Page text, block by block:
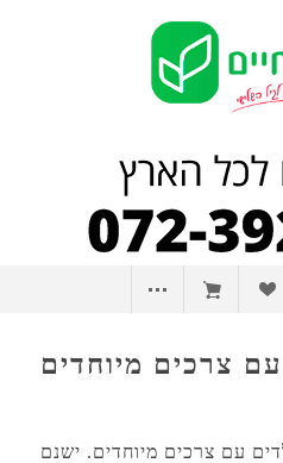
צרכים מיוחדים
עם צרכים מיוחדים. ישנם